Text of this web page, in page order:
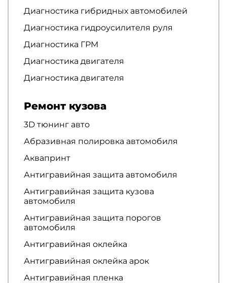
Диагностика гибридных автомобилей
Диагностика гидроусилителя руля
Диагностика ГРМ
Диагностика двигателя
Диагностика двигателя
Ремонт кузова
3D тюнинг авто
Абразивная полировка автомобиля
Аквапринт
Антигравийная защита автомобиля
Антигравийная защита кузова
автомобиля
Антигравийная защита порогов
автомобиля
Антигравийная оклейка
Антигравийная оклейка арок
Антигравийная пленка